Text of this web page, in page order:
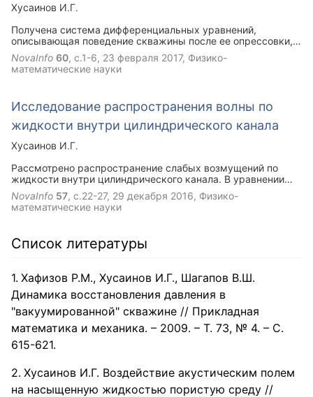
Хусаинов И.Г.
Получена система дифференциальных уравнений,
описывающая поведение скважины после ее опрессовки,
когда вокруг скважины имеется непроницаемой или
высокопроницаемой круговая граница. Система уравнений
может быть использована для исследования зависимости
пласта и радиуса скважины.
NovaInfo 60, с.1-6, 23 февраля 2017, Физико-
математические науки
Исследование распространения волны по
жидкости внутри цилиндрического канала
Хусаинов И.Г.
Рассмотрено распространение слабых возмущений по
жидкости внутри цилиндрического канала. В уравнении
импульса учитывается вязкое напряжение на внутренней
поверхности стенки цилиндрического канала, Получено
дисперсионное соотношение и исследована зависимость
NovaInfo 57, с.22-27, 29 декабря 2016, Физико-
математические науки
Список литературы
Хафизов Р.М., Хусаинов И.Г., Шагапов В.Ш.
Динамика восстановления давления в
"вакуумированной" скважине // Прикладная
математика и механика. – 2009. – Т. 73, № 4. – С.
615-621.
Хусаинов И.Г. Воздействие акустическим полем
на насыщенную жидкостью пористую среду //